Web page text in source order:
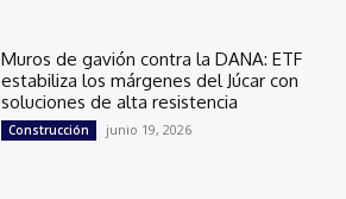
Muros de gavión contra la DANA: ETF
estabiliza los márgenes del Júcar con
soluciones de alta resistencia
Construcción junio 19, 2026